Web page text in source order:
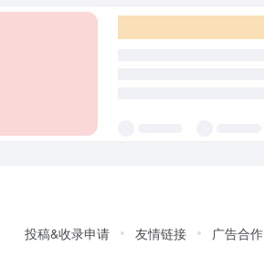
投稿&收录申请 友情链接 广告合作